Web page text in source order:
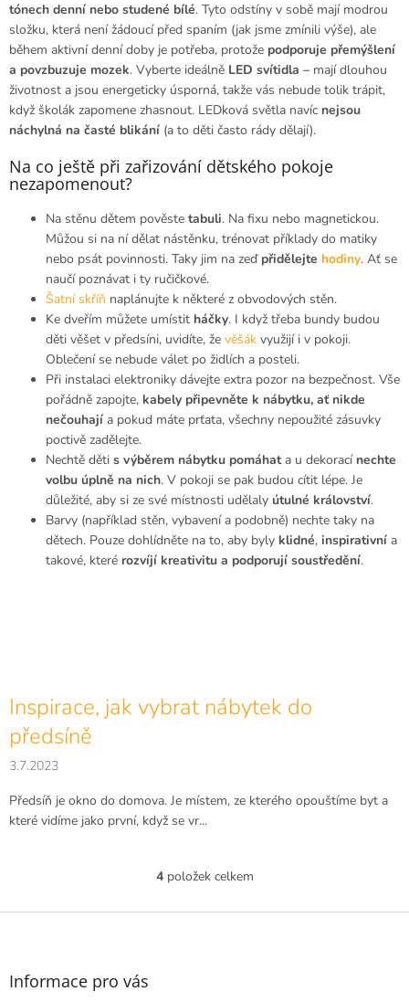
tónech denní nebo studené bílé. Tyto odstíny v sobě mají modrou
složku, která není žádoucí před spaním (jak jsme zmínili výše), ale
během aktivní denní doby je potřeba, protože podporuje přemýšlení
a povzbuzuje mozek. Vyberte ideálně LED svítidla – mají dlouhou
životnost a jsou energeticky úsporná, takže vás nebude tolik trápit,
když školák zapomene zhasnout. LEDková světla navíc nejsou
náchylná na časté blikání (a to děti často rády dělají).
Na co ještě při zařizování dětského pokoje
nezapomenout?
Na stěnu dětem pověste tabuli. Na fixu nebo magnetickou.
Můžou si na ní dělat nástěnku, trénovat příklady do matiky
nebo psát povinnosti. Taky jim na zeď přidělejte hodiny. Ať se
naučí poznávat i ty ručičkové.
Šatní skříň naplánujte k některé z obvodových stěn.
Ke dveřím můžete umístit háčky. I když třeba bundy budou
děti věšet v předsíni, uvidíte, že věšák využijí i v pokoji.
Oblečení se nebude válet po židlích a posteli.
Při instalaci elektroniky dávejte extra pozor na bezpečnost. Vše
pořádně zapojte, kabely připevněte k nábytku, ať nikde
nečouhají a pokud máte prťata, všechny nepoužité zásuvky
poctivě zadělejte.
Nechtě děti s výběrem nábytku pomáhata u dekorací nechte
volbu úplně na nich. V pokoji se pak budou cítit lépe. Je
důležité, aby si ze své místnosti udělaly útulné království.
Barvy (například stěn, vybavení a podobně) nechte taky na
dětech. Pouze dohlídněte na to, aby byly klidné, inspirativní a
takové, které rozvíjí kreativitu a podporují soustředění.
Inspirace, jak vybrat nábytek do
předsíně
3.7.2023
Předsíň je okno do domova. Je místem, ze kterého opouštíme byt a
které vidíme jako první, když se vr...
O
l
4položek celkem
Z
Informace pro vás